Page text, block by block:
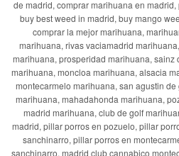
de madrid, comprar marihuana en
buy best weed in madrid, buy mango
comprar la mejor marihuana,
marihuana, rivas vaciamadrid
marihuana, prosperidad marihuana,
marihuana, moncloa marihuana, alsacia
montecarmelo marihuana, san agustin
marihuana, mahadahonda marihuana,
madrid marihuana, club de golf
madrid, pillar porros en pozuelo, pillar
sanchinarro, pillar porros en
sanchinarro, madrid club cannabico